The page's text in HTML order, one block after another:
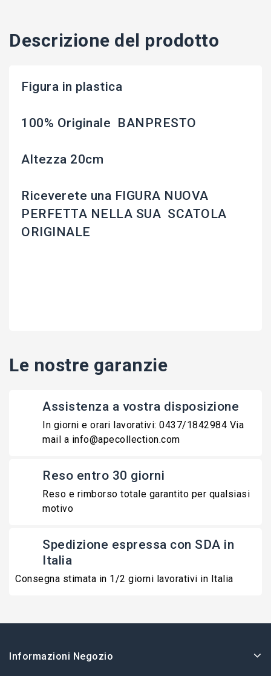
Descrizione del prodotto
Figura in plastica
100% Originale BANPRESTO
Altezza 20cm
Riceverete una FIGURA NUOVA
PERFETTA NELLA SUA SCATOLA
ORIGINALE
Le nostre garanzie
Assistenza a vostra disposizione
In giorni e orari lavorativi: 0437/1842984 Via
mail a info@apecollection.com
Reso entro 30 giorni
Reso e rimborso totale garantito per qualsiasi
motivo
Spedizione espressa con SDA in
Italia
Consegna stimata in 1/2 giorni lavorativi in Italia
Informazioni Negozio